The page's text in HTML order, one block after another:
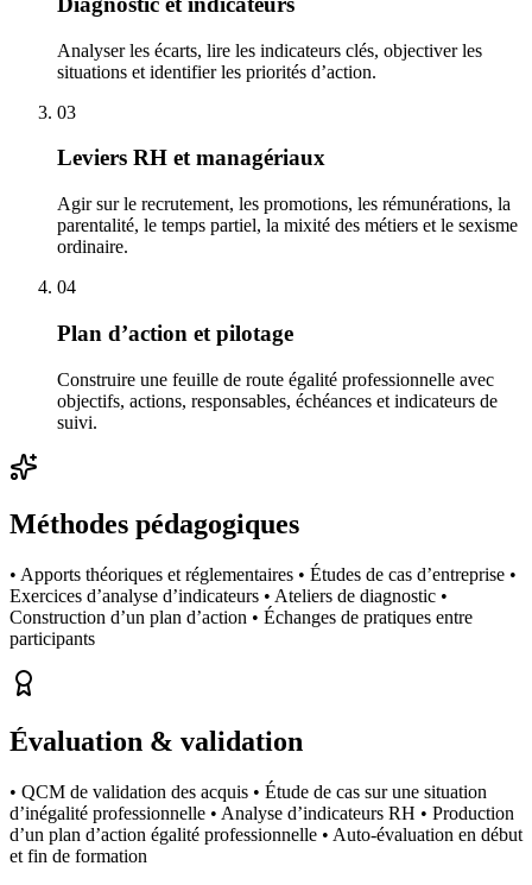
Analyser les écarts, lire les indicateurs clés, objectiver les
situations et identifier les priorités d’action.
03
Leviers RH et managériaux
Agir sur le recrutement, les promotions, les rémunérations, la
parentalité, le temps partiel, la mixité des métiers et le sexisme
ordinaire.
04
Plan d’action et pilotage
Construire une feuille de route égalité professionnelle avec
objectifs, actions, responsables, échéances et indicateurs de
suivi.
Méthodes pédagogiques
• Apports théoriques et réglementaires • Études de cas d’entreprise •
Exercices d’analyse d’indicateurs • Ateliers de diagnostic •
Construction d’un plan d’action • Échanges de pratiques entre
participants
Évaluation & validation
• QCM de validation des acquis • Étude de cas sur une situation
d’inégalité professionnelle • Analyse d’indicateurs RH • Production
d’un plan d’action égalité professionnelle • Auto-évaluation en début
et fin de formation